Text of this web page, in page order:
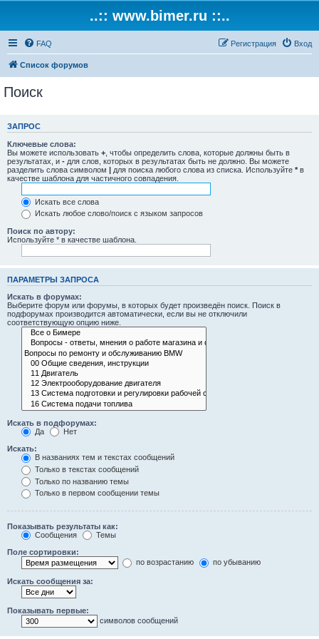
..:: www.bimer.ru ::..
FAQ Вход
Регистрация
Список форумов
Поиск
ЗАПРОС
Ключевые слова:
Вы можете использовать + , чтобы определить слова, которые должны быть в
результатах, и - для слов, которых в результатах быть не должно. Вы можете
разделить слова символом | для поиска любого слова из списка. Используйте * в
качестве шаблона для частичного совпадения.
Искать все слова
Искать любое слово/поиск с языком запросов
Поиск по автору:
Используйте * в качестве шаблона.
ПАРАМЕТРЫ ЗАПРОСА
Искать в форумах:
Выберите форум или форумы, в которых будет произведён поиск. Поиск в
подфорумах производится автоматически, если вы не отключили
соответствующую опцию ниже.
Искать в подфорумах:
Да
Нет
Искать:
В названиях тем и текстах сообщений
Только в текстах сообщений
Только по названию темы
Только в первом сообщении темы
Показывать результаты как:
Сообщения
Темы
Поле сортировки:
по возрастанию
по убыванию
Искать сообщения за:
Показывать первые:
символов сообщений